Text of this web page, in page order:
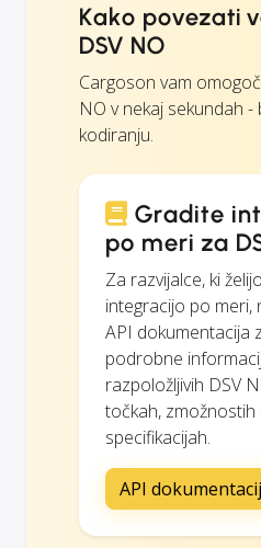
Kako povezati
DSV NO
Cargoson vam
NO v nekaj sekundah
kodiranju.
Gradite
po meri za
Za razvijalce, ki
integracijo po meri,
API dokumentacija
podrobne
razpoložljivih DSV
točkah, zmožnostih
specifikacijah.
API